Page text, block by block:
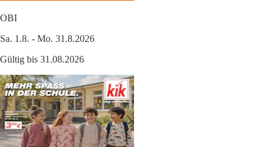
OBI
Sa. 1.8. - Mo. 31.8.2026
Gültig bis 31.08.2026